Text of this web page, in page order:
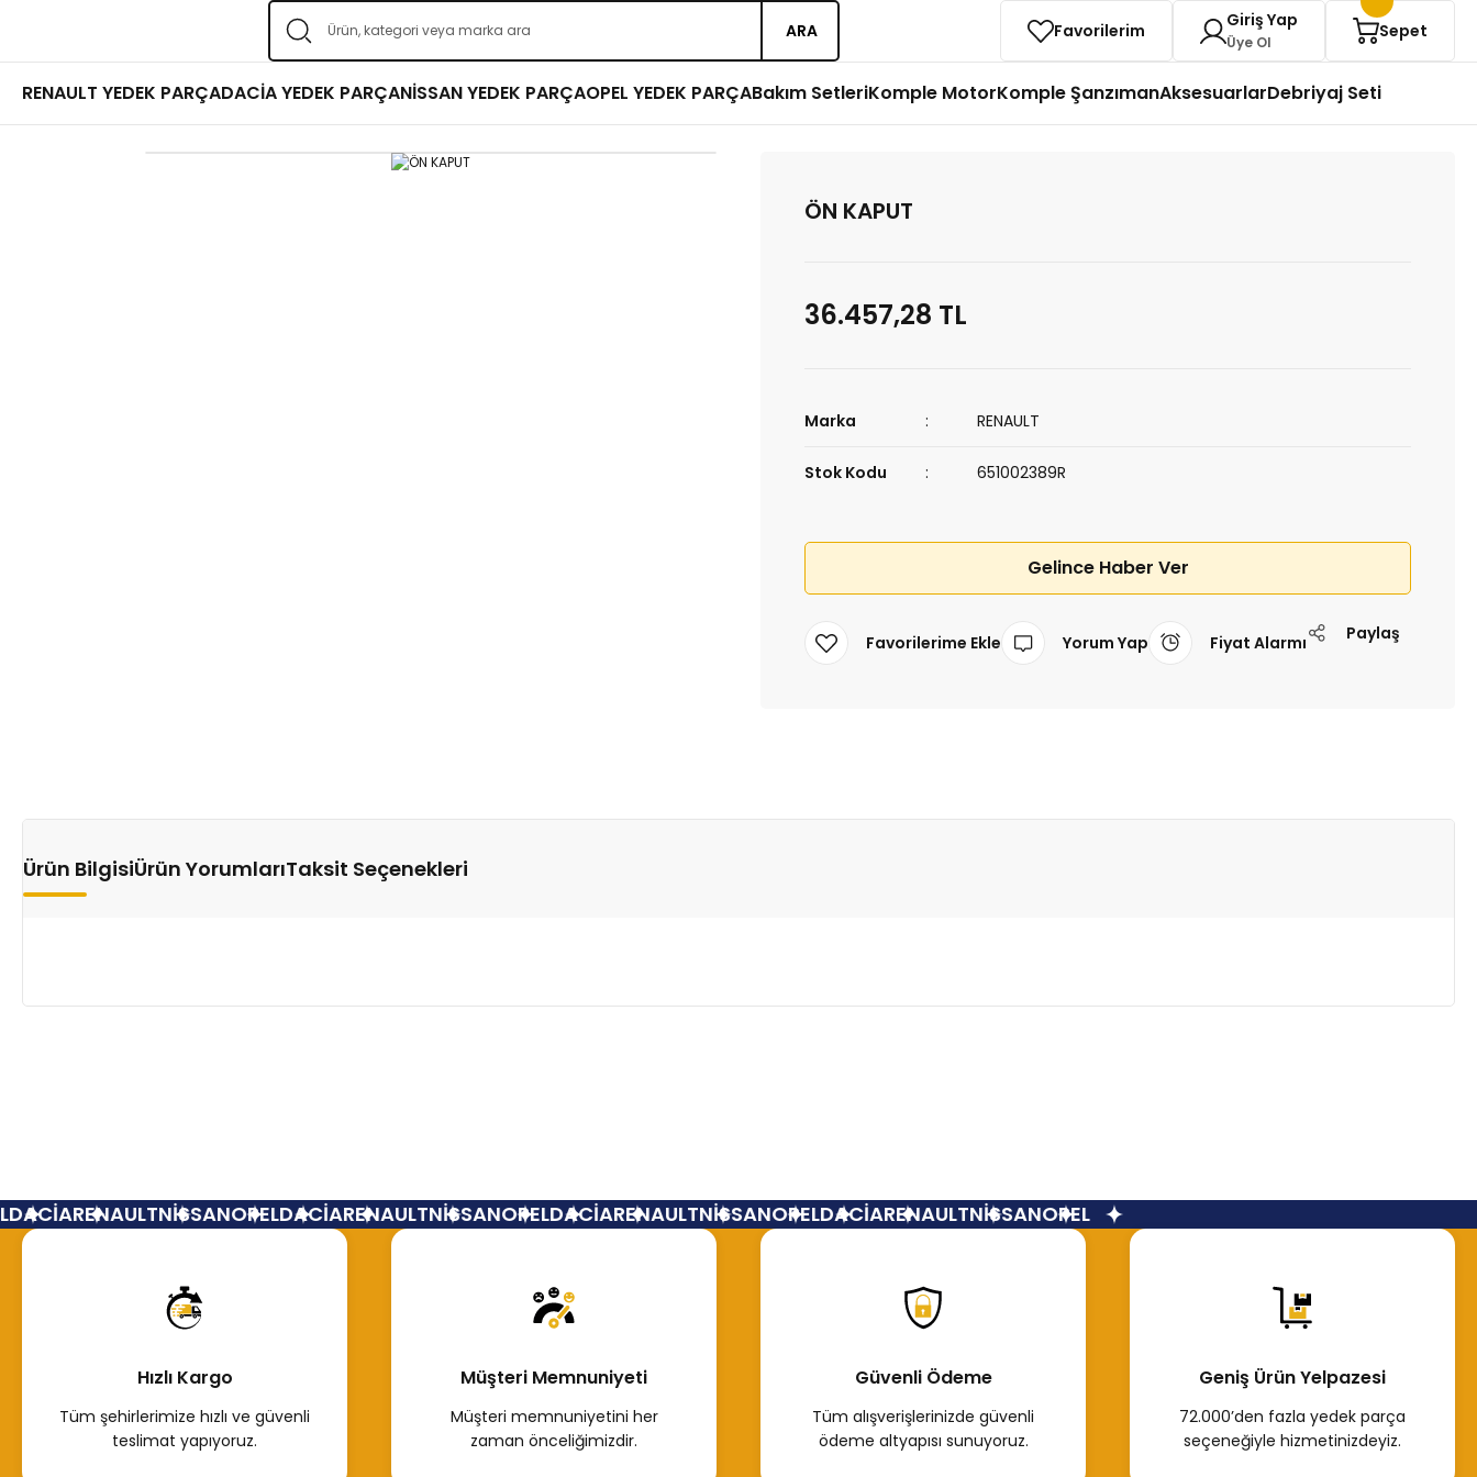
ARA Favorilerim Giriş Yap
Üye Ol
Sepet
RENAULT YEDEK PARÇADACİA YEDEK PARÇANİSSAN YEDEK PARÇAOPEL YEDEK PARÇABakım SetleriKomple MotorKomple ŞanzımanAksesuarlarDebriyaj Seti
ÖN KAPUT
36.457,28 TL
Marka RENAULT
Stok Kodu 651002389R
Gelince Haber Ver
Yorum Yap Fiyat Alarmı Paylaş
Ürün BilgisiÜrün YorumlarıTaksit Seçenekleri
RENAULTNİSSANOPELDACİARENAULTNİSSANOPELDACİARENAULTNİSSANOPELDACİARENAULTNİSSANOPEL
Hızlı Kargo
Tüm şehirlerimize hızlı ve güvenli
teslimat yapıyoruz.
Müşteri Memnuniyeti
Müşteri memnuniyetini her
zaman önceliğimizdir.
Güvenli Ödeme
Tüm alışverişlerinizde güvenli
ödeme altyapısı sunuyoruz.
Geniş Ürün Yelpazesi
72.000’den fazla yedek parça
seçeneğiyle hizmetinizdeyiz.